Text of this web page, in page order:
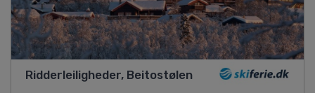
Ridderleiligheder, Beitostølen